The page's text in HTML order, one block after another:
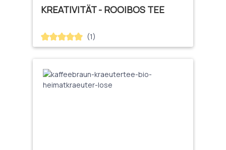
KREATIVITÄT - ROOIBOS TEE
Durchschnittliche Bewertung von 5 von 5 Sternen
(1)